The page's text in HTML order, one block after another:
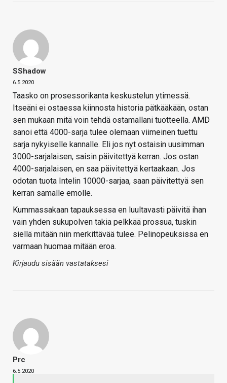
SShadow
6.5.2020
Taasko on prosessorikanta keskustelun ytimessä.
Itseäni ei ostaessa kiinnosta historia pätkääkään, ostan
sen mukaan mitä voin tehdä ostamallani tuotteella. AMD
sanoi että 4000-sarja tulee olemaan viimeinen tuettu
sarja nykyiselle kannalle. Eli jos nyt ostaisin uusimman
3000-sarjalaisen, saisin päivitettyä kerran. Jos ostan
4000-sarjalaisen, en saa päivitettyä kertaakaan. Jos
odotan tuota Intelin 10000-sarjaa, saan päivitettyä sen
kerran samalle emolle.
Kummassakaan tapauksessa en luultavasti päivitä ihan
vain yhden sukupolven takia pelkkää prossua, tuskin
siellä mitään niin merkittävää tulee. Pelinopeuksissa en
varmaan huomaa mitään eroa.
Kirjaudu sisään vastataksesi
Prc
6.5.2020